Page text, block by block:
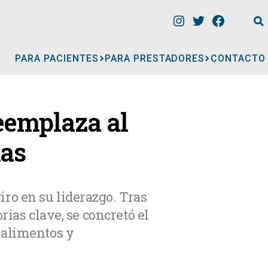
PARA PACIENTES
MÉDICOS
PARA PRESTADORES CONTACTO
al
en su liderazgo. Tras
clave, se concretó el
y